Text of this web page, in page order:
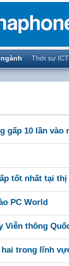
Thời sự ICT
10 lần vào
tốt nhất tại
PC World
Viễn thông
trong lĩnh